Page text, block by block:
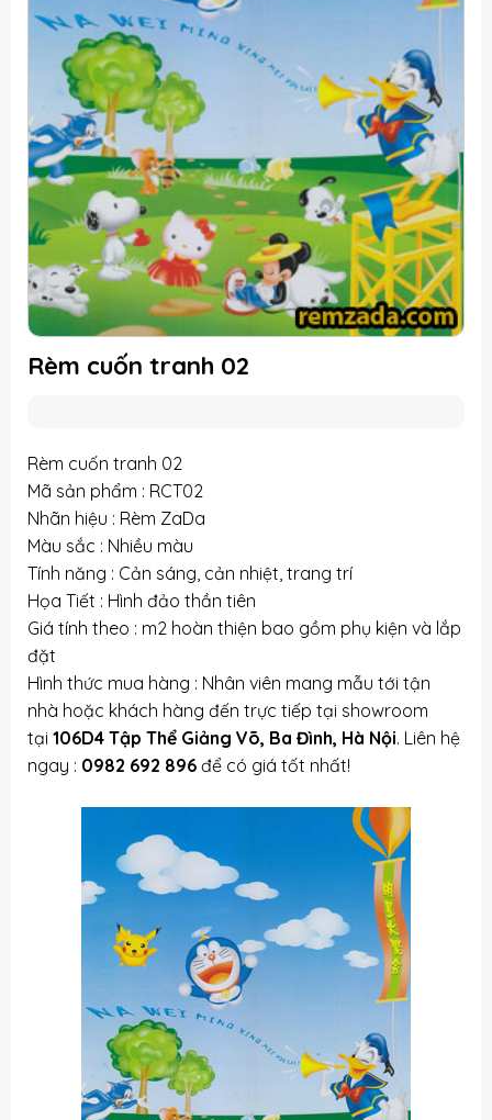
Rèm cuốn tranh 02
Rèm cuốn tranh 02
Mã sản phẩm : RCT02
Nhãn hiệu : Rèm ZaDa
Màu sắc : Nhiều màu
Tính năng : Cản sáng, cản nhiệt, trang trí
Họa Tiết : Hình đảo thần tiên
Giá tính theo : m2 hoàn thiện bao gồm phụ kiện và lắp
đặt
Hình thức mua hàng : Nhân viên mang mẫu tới tận
nhà hoặc khách hàng đến trực tiếp tại showroom
tại 106D4 Tập Thể Giảng Võ, Ba Đình, Hà Nội. Liên hệ
ngay : 0982 692 896để có giá tốt nhất!